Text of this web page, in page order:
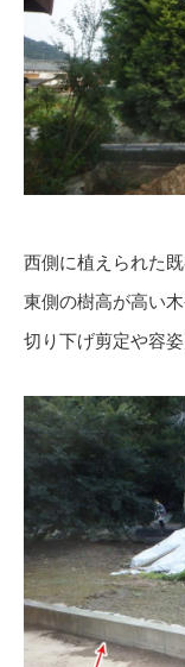
西側に植えられた
東側の樹高が高い
切り下げ剪定や容